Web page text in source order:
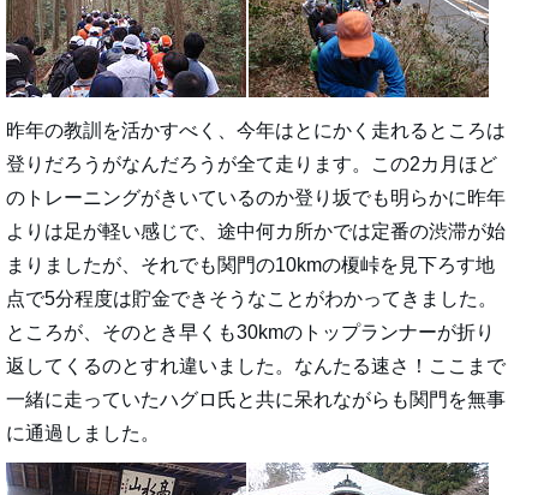
昨年の教訓を活かすべく、今年はとにかく走れるところは
登りだろうがなんだろうが全て走ります。この2カ月ほど
のトレーニングがきいているのか登り坂でも明らかに昨年
よりは足が軽い感じで、途中何カ所かでは定番の渋滞が始
まりましたが、それでも関門の10kmの榎峠を見下ろす地
点で5分程度は貯金できそうなことがわかってきました。
ところが、そのとき早くも30kmのトップランナーが折り
返してくるのとすれ違いました。なんたる速さ！ここまで
一緒に走っていたハグロ氏と共に呆れながらも関門を無事
に通過しました。